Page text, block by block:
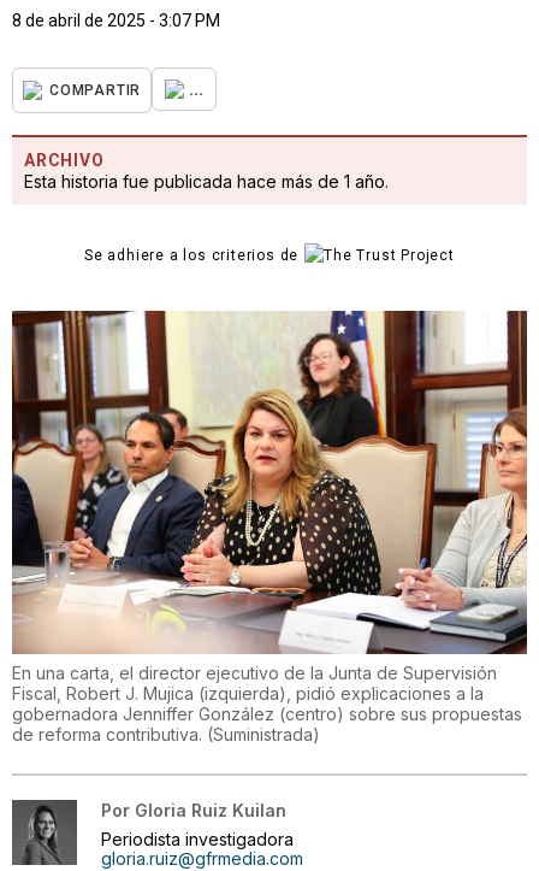
8 de abril de 2025 - 3:07 PM
COMPARTIR ...
ARCHIVO
Esta historia fue publicada hace más de 1 año.
Se adhiere a los criterios de
En una carta, el director ejecutivo de la Junta de Supervisión
Fiscal, Robert J. Mujica (izquierda), pidió explicaciones a la
gobernadora Jenniffer González (centro) sobre sus propuestas
de reforma contributiva. (Suministrada)
Por Gloria Ruiz Kuilan
Periodista investigadora
gloria.ruiz@gfrmedia.com